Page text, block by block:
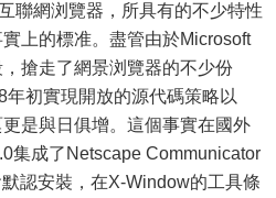
網浏覽器，所具有的不少特性
上的標准。盡管由於Microsoft
搶走了網景浏覽器的不少份
初實現開放的源代碼策略以
是與日俱增。這個事實在國外
成了Netscape Communicator
認安裝，在X-Window的工具條